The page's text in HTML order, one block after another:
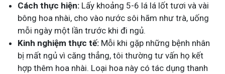
Cách thực hiện: Lấy khoảng 5-6 lá lá lốt tươi và vài
bông hoa nhài, cho vào nước sôi hãm như trà, uống
mỗi ngày một lần trước khi đi ngủ.
Kinh nghiệm thực tế: Mỗi khi gặp những bệnh nhân
bị mất ngủ vì căng thẳng, tôi thường tư vấn họ kết
hợp thêm hoa nhài. Loại hoa này có tác dụng thanh